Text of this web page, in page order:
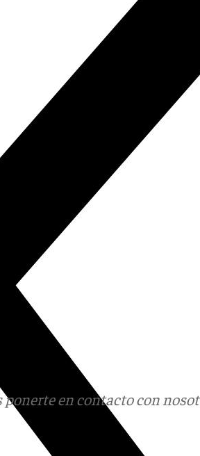
ponerte en contacto con